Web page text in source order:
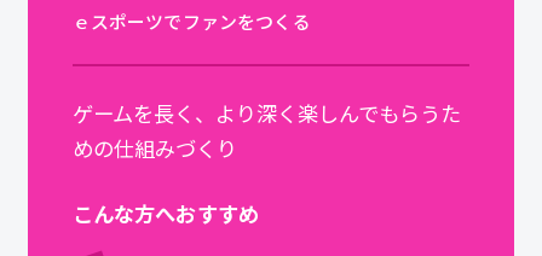
ｅスポーツでファンをつくる
ゲームを長く、より深く楽しんでもらうた
めの仕組みづくり
こんな方へおすすめ